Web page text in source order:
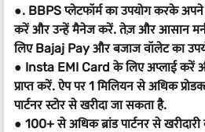
●. BBPS प्लेटफॉर्म का उपयोग करके अपने
करें और उन्हें मैनेज करें. तेज़ और आसान
लिए Bajaj Pay और बजाज वॉलेट का
● Insta EMI Card के लिए अप्लाई करें और
प्राप्त करें. ऐप पर 1 मिलियन से अधिक
पार्टनर स्टोर से खरीदा जा सकता है.
● 100+ से अधिक ब्रांड पार्टनर से खरीदारी